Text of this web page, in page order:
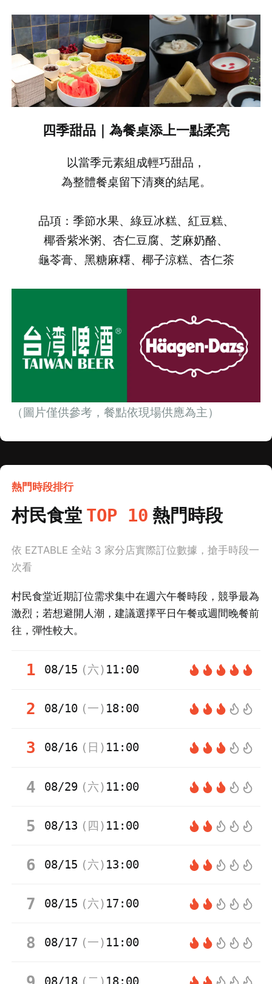
四季甜品｜為餐桌添上一點柔亮
以當季元素組成輕巧甜品，
為整體餐桌留下清爽的結尾。
品項：季節水果、綠豆冰糕、紅豆糕、
椰香紫米粥、杏仁豆腐、芝麻奶酪、
龜苓膏、黑糖麻糬、椰子涼糕、杏仁茶
（圖片僅供參考，餐點依現場供應為主）
熱門時段排行
村民食堂 TOP 10 熱門時段
依 EZTABLE 全站 3 家分店實際訂位數據，搶手時段一
次看
村民食堂近期訂位需求集中在週六午餐時段，競爭最為
激烈；若想避開人潮，建議選擇平日午餐或週間晚餐前
往，彈性較大。
1 08/15 (六) 11:00
2 08/10 (一) 18:00
3 08/16 ( 日 ) 11:00
4 08/29 (六) 11:00
5 08/13 ( 四 ) 11:00
6 08/15 (六) 13:00
7 08/15 (六) 17:00
8 08/17 (一) 11:00